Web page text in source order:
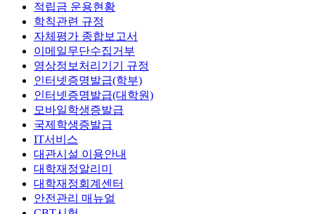
적립금 운용현황
학칙관련 규정
자체평가 종합보고서
이메일무단수집거부
영상정보처리기기 규정
인터넷증명발급(학부)
인터넷증명발급(대학원)
모바일학생증발급
국제학생증발급
IT서비스
대관시설 이용안내
대학재정알리미
대학재정회계센터
안전관리 매뉴얼